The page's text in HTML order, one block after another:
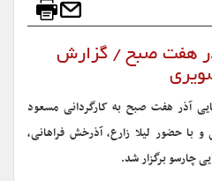
هفت صبح / گزارش
آذر هفت صبح به کارگردانی مسعود
با حضور لیلا زارع، آذرخش فراهانی،
چارسو برگزار شد.